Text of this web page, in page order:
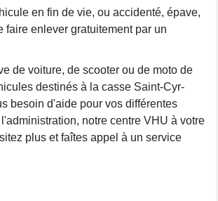
en fin de vie, ou accidenté, épave,
faire enlever gratuitement par un
de voiture, de scooter ou de moto de
destinés à la casse Saint-Cyr-
besoin d'aide pour vos différentes
notre centre VHU à votre
plus et faîtes appel à un service